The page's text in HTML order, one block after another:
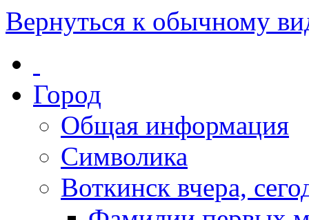
Вернуться к обычному
Город
Общая информация
Символика
Воткинск вчера,